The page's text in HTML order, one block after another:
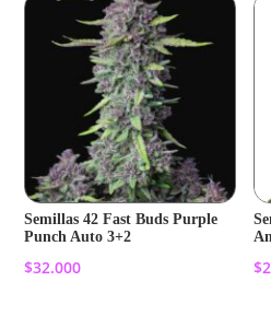
Semillas 42 Fast Buds Purple
Punch Auto 3+2
$32.000 $